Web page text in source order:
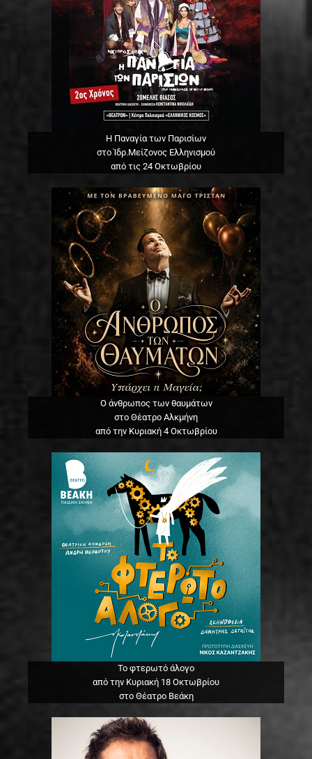
Η Παναγία των Παρισίων
στο Ίδρ.Μείζονος Ελληνισμού
από τις 24 Οκτωβρίου
Ο άνθρωπος των θαυμάτων
στο Θέατρο Αλκμήνη
από την Κυριακή 4 Οκτωβρίου
Το φτερωτό άλογο
από την Κυριακή 18 Οκτωβρίου
στο Θέατρο Βεάκη